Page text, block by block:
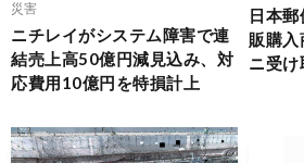
災害
ニチレイがシステム障害で連
結売上高50億円減見込み、対
応費用10億円を特損計上
日本
販購
ニ受け